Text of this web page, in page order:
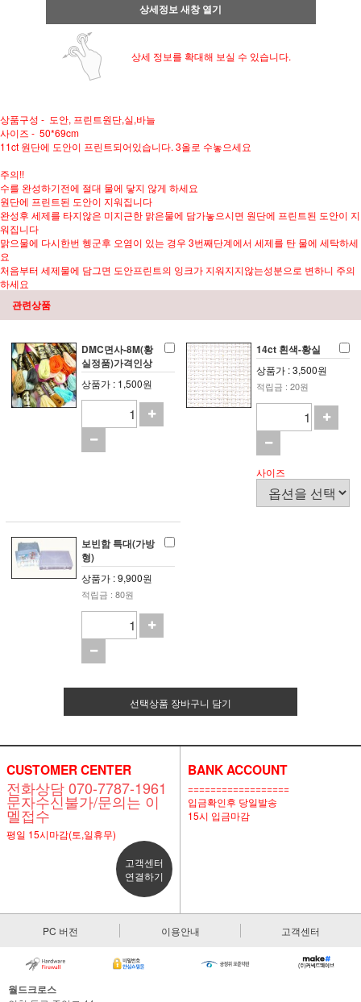
상세정보 새창 열기
상세 정보를 확대해 보실 수 있습니다.
상품구성 - 도안, 프린트원단,실,바늘
사이즈 - 50*69cm
11ct 원단에 도안이 프린트되어있습니다. 3올로 수놓으세요
주의!!
수를 완성하기전에 절대 물에 닿지 않게 하세요
원단에 프린트된 도안이 지워집니다
완성후 세제를 타지않은 미지근한 맑은물에 담가놓으시면 원단에 프린트된 도안이 지
워집니다
맑으물에 다시한번 헹군후 오염이 있는 경우 3번째단계에서 세제를 탄 물에 세탁하세
요
처음부터 세제물에 담그면 도안프린트의 잉크가 지워지지않는성분으로 변하니 주의
하세요
관련상품
DMC면사-8M(황
실정품)가격인상
상품가 : 1,500원
14ct 흰색-황실
상품가 : 3,500원
적립금 : 20원
사이즈
보빈함 특대(가방
형)
상품가 : 9,900원
적립금 : 80원
선택상품 장바구니 담기
CUSTOMER CENTER
전화상담 070-7787-1961
문자수신불가/문의는 이
멜접수
평일 15시마감(토,일휴무)
고객센터
연결하기
BANK ACCOUNT
==================
입금확인후 당일발송
15시 입금마감
PC 버전 이용안내 고객센터
월드크로스